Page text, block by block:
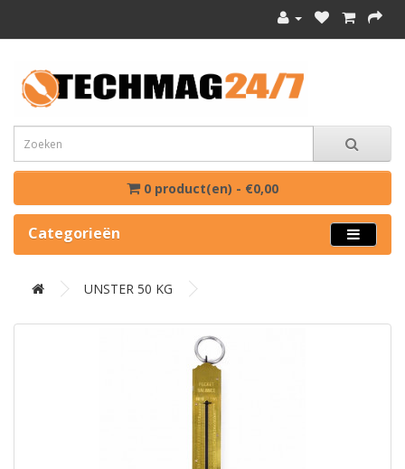
0 product(en) - €0,00
Categorieën
UNSTER 50 KG